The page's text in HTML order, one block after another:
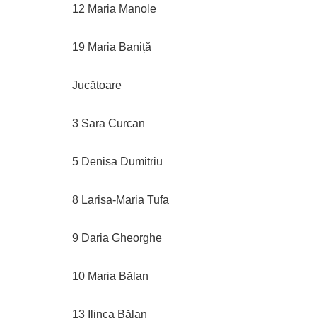
12 Maria Manole
19 Maria Baniță
Jucătoare
3 Sara Curcan
5 Denisa Dumitriu
8 Larisa-Maria Tufa
9 Daria Gheorghe
10 Maria Bălan
13 Ilinca Bălan